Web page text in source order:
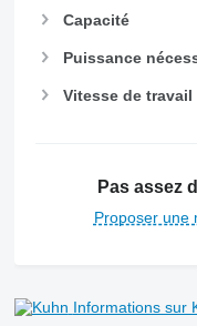
Capacité
Puissance
Vitesse de travail
Pas assez
Proposer une
Informations sur